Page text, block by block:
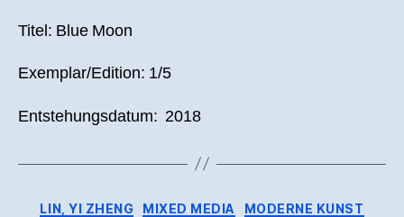
Titel: Blue Moon
Exemplar/Edition: 1/5
Entstehungsdatum: 2018
Kategorien
LIN, YI ZHENG MIXED MEDIA
MODERNE KUNST